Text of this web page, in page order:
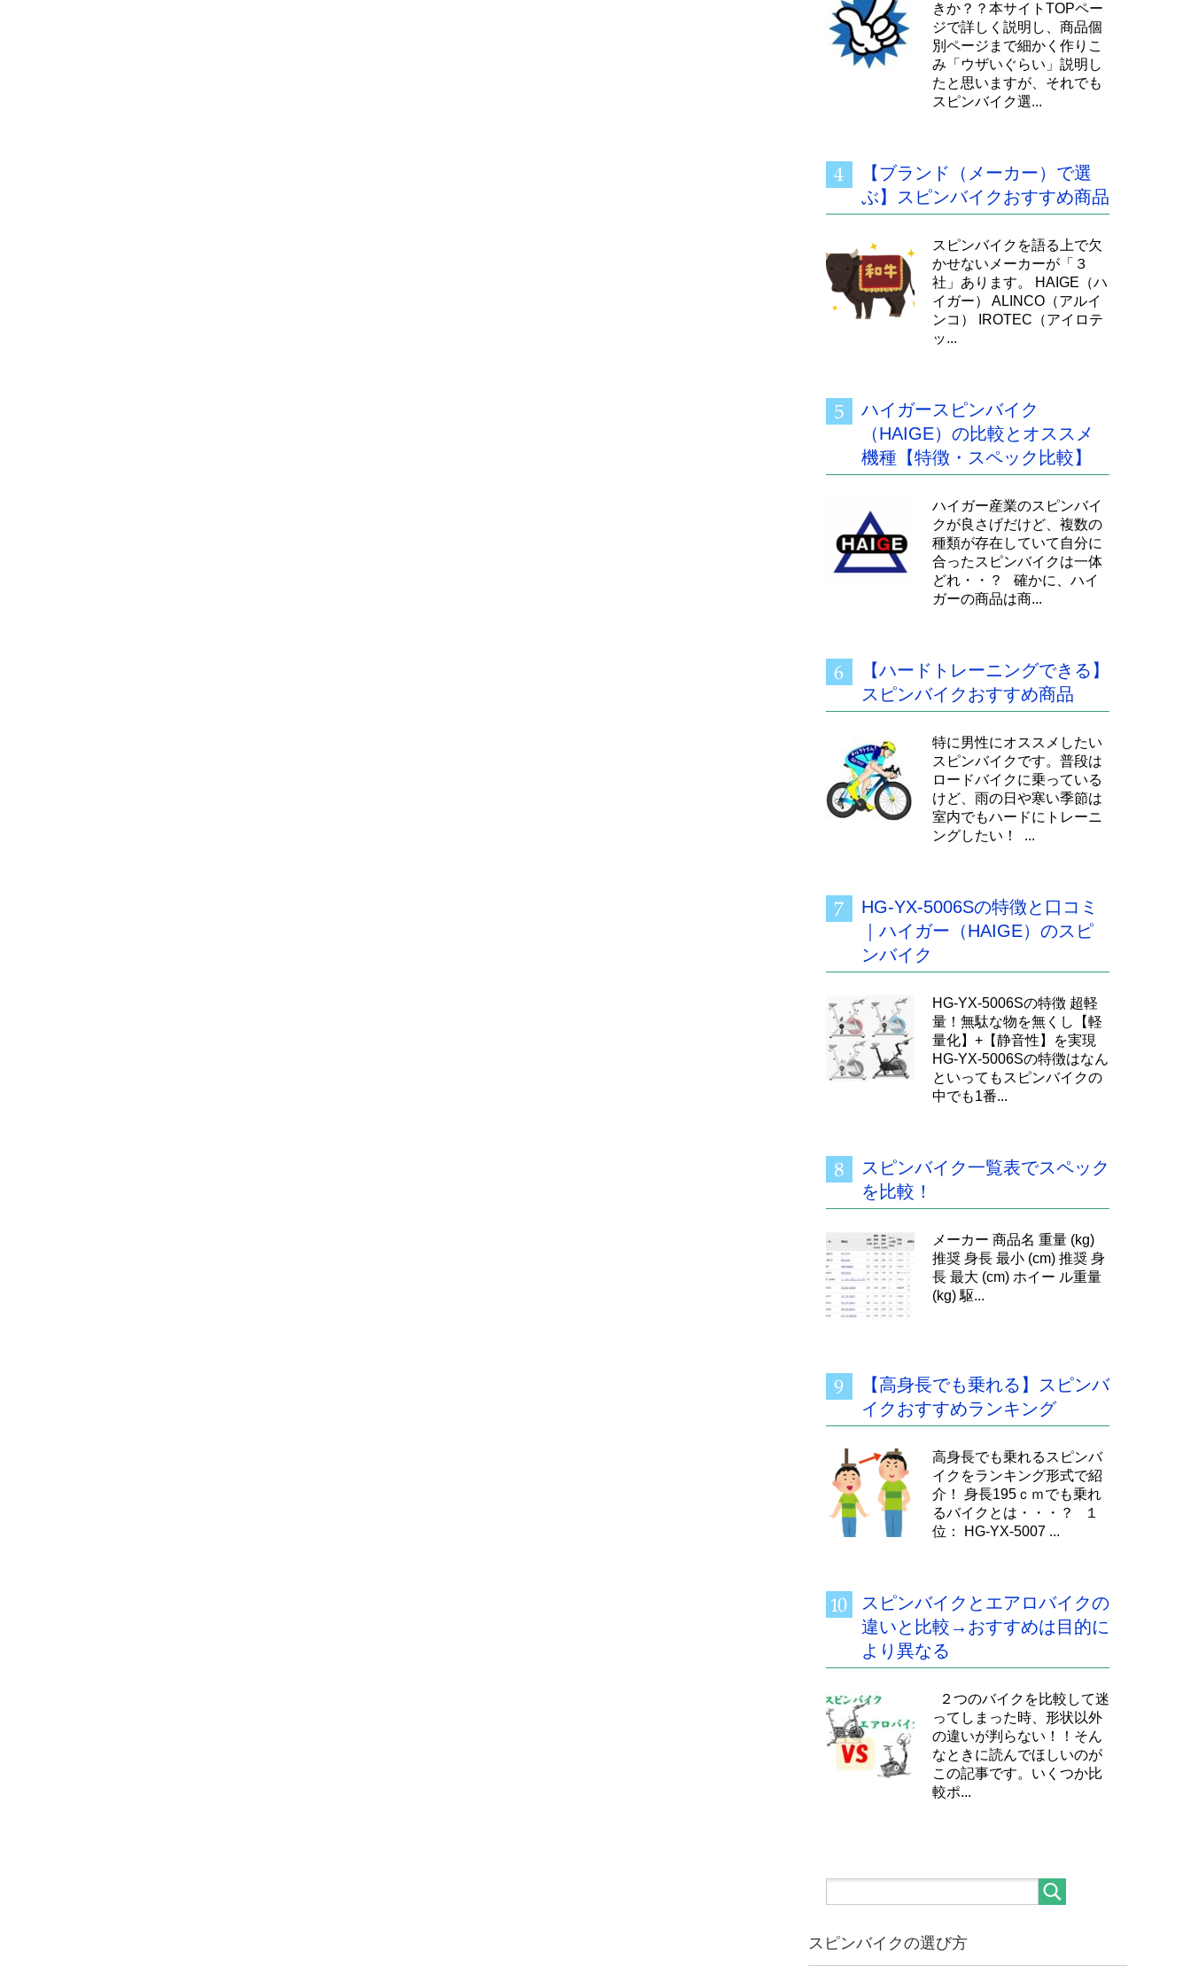
きか？？本サイトTOPペー
ジで詳しく説明し、商品個
別ページまで細かく作りこ
み「ウザいぐらい」説明し
たと思いますが、それでも
スピンバイク選...
【ブランド（メーカー）で選
ぶ】スピンバイクおすすめ商品
スピンバイクを語る上で欠
かせないメーカーが「３
社」あります。 HAIGE（ハ
イガー） ALINCO（アルイ
ンコ） IROTEC（アイロテ
ッ...
ハイガースピンバイク
（HAIGE）の比較とオススメ
機種【特徴・スペック比較】
ハイガー産業のスピンバイ
クが良さげだけど、複数の
種類が存在していて自分に
合ったスピンバイクは一体
どれ・・？ 確かに、ハイ
ガーの商品は商...
【ハードトレーニングできる】
スピンバイクおすすめ商品
特に男性にオススメしたい
スピンバイクです。普段は
ロードバイクに乗っている
けど、雨の日や寒い季節は
室内でもハードにトレーニ
ングしたい！ ...
HG-YX-5006Sの特徴と口コミ
｜ハイガー（HAIGE）のスピ
ンバイク
HG-YX-5006Sの特徴 超軽
量！無駄な物を無くし【軽
量化】+【静音性】を実現
HG-YX-5006Sの特徴はなん
といってもスピンバイクの
中でも1番...
スピンバイク一覧表でスペック
を比較！
メーカー 商品名 重量 (kg)
推奨 身長 最小 (cm) 推奨 身
長 最大 (cm) ホイー ル重量
(kg) 駆...
【高身長でも乗れる】スピンバ
イクおすすめランキング
高身長でも乗れるスピンバ
イクをランキング形式で紹
介！ 身長195ｃｍでも乗れ
るバイクとは・・・？ １
位： HG-YX-5007 ...
スピンバイクとエアロバイクの
違いと比較→おすすめは目的に
より異なる
２つのバイクを比較して迷
ってしまった時、形状以外
の違いが判らない！！そん
なときに読んでほしいのが
この記事です。いくつか比
較ポ...
スピンバイクの選び方